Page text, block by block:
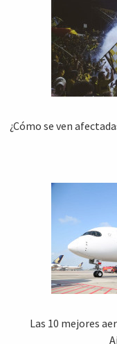
¿Cómo se ven
Las 10 mejores